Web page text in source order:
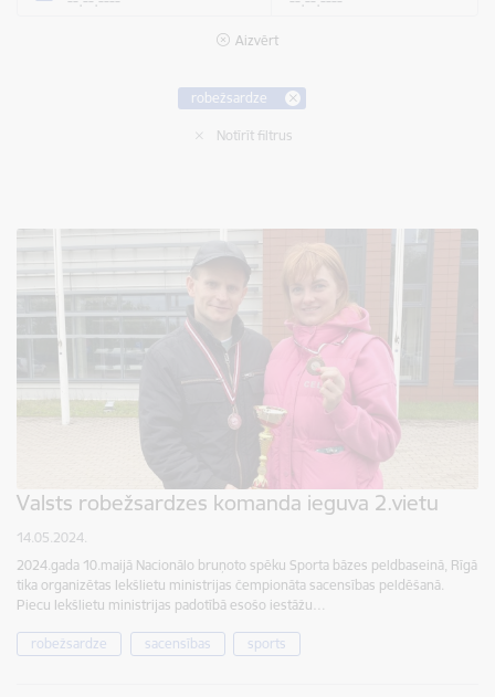
Aizvērt
robežsardze
Notīrīt filtrus
Valsts robežsardzes komanda ieguva 2.vietu
14.05.2024.
2024.gada 10.maijā Nacionālo bruņoto spēku Sporta bāzes peldbaseinā, Rīgā
tika organizētas Iekšlietu ministrijas čempionāta sacensības peldēšanā.
Piecu Iekšlietu ministrijas padotībā esošo iestāžu…
robežsardze sacensības sports